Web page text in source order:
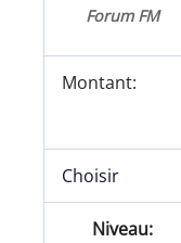
Forum FM
Choisir